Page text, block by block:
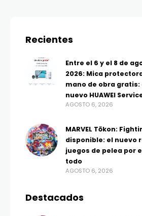
Recientes
Entre el 6 y el 8 de
2026: Mica
mano de obra gratis:
nuevo HUAWEI
AGOSTO 6, 2026
MARVEL Tōkon:
disponible: el nuevo
juegos de pelea por
todo
AGOSTO 6, 2026
Destacados